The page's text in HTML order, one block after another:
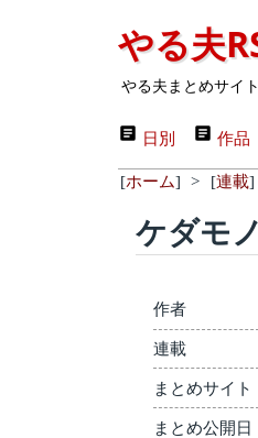
やる夫
やる夫まとめサイ
日別 作品
[ホーム] > [連載]
ケダモ
作者
連載
まとめサイト
まとめ公開日